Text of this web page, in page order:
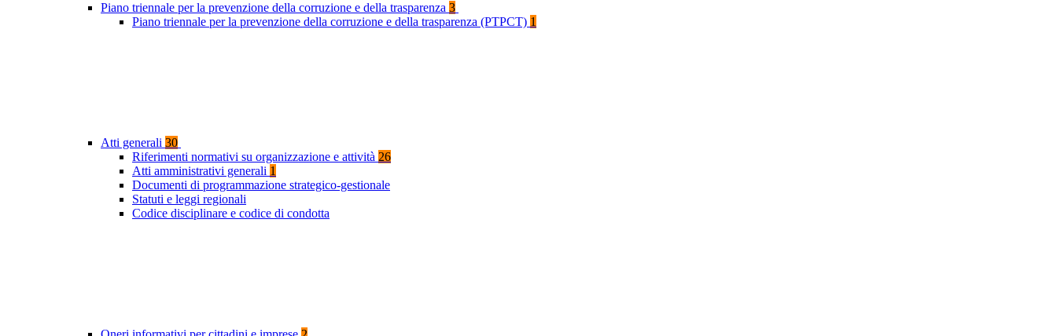
Piano triennale per la prevenzione della corruzione e della trasparenza 3
Piano triennale per la prevenzione della corruzione e della trasparenza (PTPCT) 1
Atti generali 30
Riferimenti normativi su organizzazione e attività 26
Atti amministrativi generali 1
Documenti di programmazione strategico-gestionale
Statuti e leggi regionali
Codice disciplinare e codice di condotta